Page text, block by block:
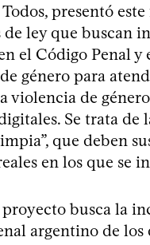
presentó
de ley que buscan
el Código Penal y
género para
violencia de
Se trata de
que deben
en los que se
busca la
argentino de los